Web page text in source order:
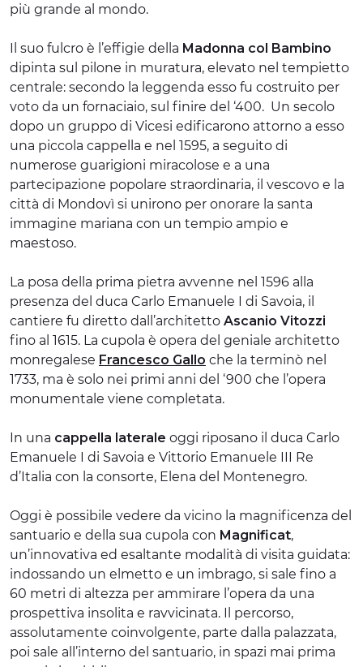
più grande al mondo.
Il suo fulcro è l’effigie della Madonna col Bambino
dipinta sul pilone in muratura, elevato nel tempietto
centrale: secondo la leggenda esso fu costruito per
voto da un fornaciaio, sul finire del ‘400. Un secolo
dopo un gruppo di Vicesi edificarono attorno a esso
una piccola cappella e nel 1595, a seguito di
numerose guarigioni miracolose e a una
partecipazione popolare straordinaria, il vescovo e la
città di Mondovì si unirono per onorare la santa
immagine mariana con un tempio ampio e
maestoso.
La posa della prima pietra avvenne nel 1596 alla
presenza del duca Carlo Emanuele I di Savoia, il
cantiere fu diretto dall’architetto Ascanio Vitozzi
fino al 1615. La cupola è opera del geniale architetto
monregalese Francesco Gallo che la terminò nel
1733, ma è solo nei primi anni del ‘900 che l’opera
monumentale viene completata.
In una cappella laterale oggi riposano il duca Carlo
Emanuele I di Savoia e Vittorio Emanuele III Re
d’Italia con la consorte, Elena del Montenegro.
Oggi è possibile vedere da vicino la magnificenza del
santuario e della sua cupola con Magnificat,
un’innovativa ed esaltante modalità di visita guidata:
indossando un elmetto e un imbrago, si sale fino a
60 metri di altezza per ammirare l’opera da una
prospettiva insolita e ravvicinata. Il percorso,
assolutamente coinvolgente, parte dalla palazzata,
poi sale all’interno del santuario, in spazi mai prima